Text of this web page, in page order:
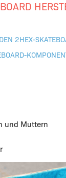
2HEX-
und Muttern